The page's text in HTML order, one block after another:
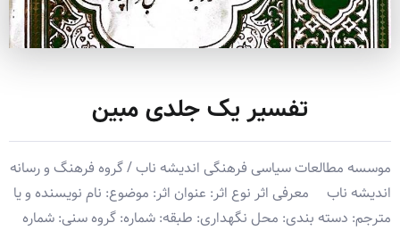
تفسیر یک جلدی مبین
موسسه مطالعات سیاسی فرهنگی اندیشه ناب / گروه فرهنگ و رسانه
اندیشه ناب معرفی اثر نوع اثر: عنوان اثر: موضوع: نام نویسنده و یا
مترجم: دسته بندی: محل نگهداری: طبقه: شماره: گروه سنی: شماره